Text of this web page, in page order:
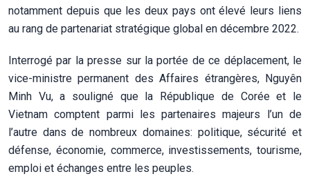
notamment depuis que les deux pays ont élevé leurs liens
au rang de partenariat stratégique global en décembre 2022.
Interrogé par la presse sur la portée de ce déplacement, le
vice-ministre permanent des Affaires étrangères, Nguyên
Minh Vu, a souligné que la République de Corée et le
Vietnam comptent parmi les partenaires majeurs l’un de
l’autre dans de nombreux domaines: politique, sécurité et
défense, économie, commerce, investissements, tourisme,
emploi et échanges entre les peuples.